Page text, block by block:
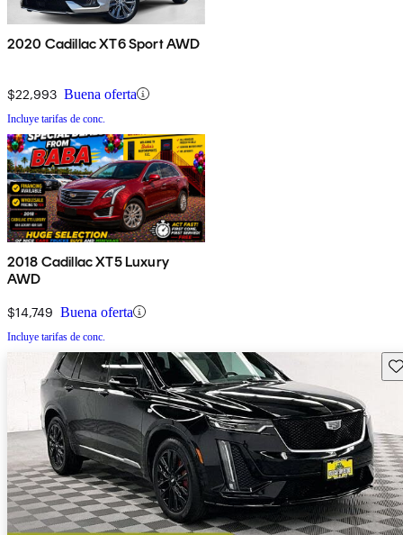
2020 Cadillac XT6 Sport AWD
$22,993 Buena oferta
Incluye tarifas de conc.
2018 Cadillac XT5 Luxury
AWD
$14,749 Buena oferta
Incluye tarifas de conc.